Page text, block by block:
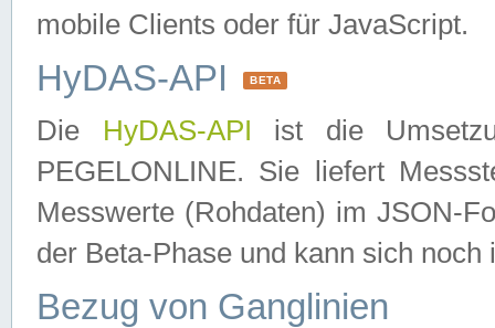
mobile Clients oder für JavaScript.
HyDAS-API BETA
Die HyDAS-API ist die
PEGELONLINE. Sie liefert
Messwerte (Rohdaten) im JSON-
der Beta-Phase und kann sich noch
Bezug von Ganglinien